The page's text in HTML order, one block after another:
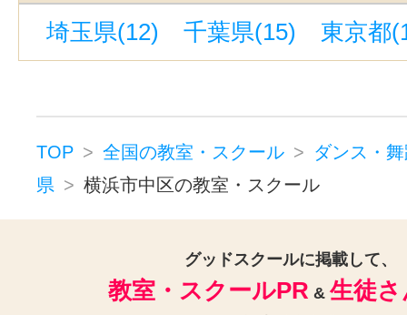
武蔵新城駅(1)
武蔵小杉駅(1)
十日市場駅(神奈川)(1)
日吉駅(
百合ヶ丘駅(1)
鷺沼駅(1)
国道
根岸駅(神奈川)(1)
戸部駅(1)
鴨宮駅(神奈川)(1)
淵野辺駅(1)
北山田駅(神奈川)(1)
花月園前駅(1)
古淵駅(神奈川)(1)
埼玉県(12) 千葉県(15) 東京都
TOP 全国の教室・スクール
ダンス・
県
横浜市中区の教室・スクール
グッドスクールに掲載して、
教室・スクールPR & 生徒